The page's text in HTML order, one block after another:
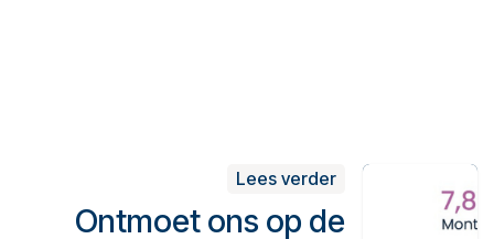
Lees verder
Ontmoet ons op de